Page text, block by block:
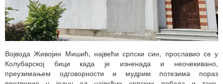
Војвода Живојин Мишић, највећи српски син, прославио се у
Колубарској бици када је изненада и неочекивано,
преузимањем одговорности и мудрим потезима пораз